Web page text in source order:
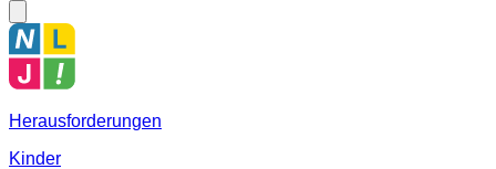
Herausforderungen
Kinder